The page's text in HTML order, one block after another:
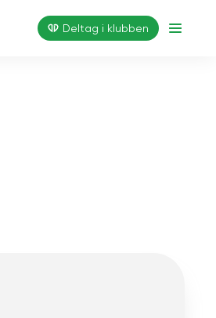
Deltag i klubben